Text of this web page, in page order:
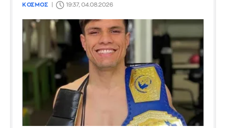
ΚΟΣΜΟΣ 19:37, 04.08.2026